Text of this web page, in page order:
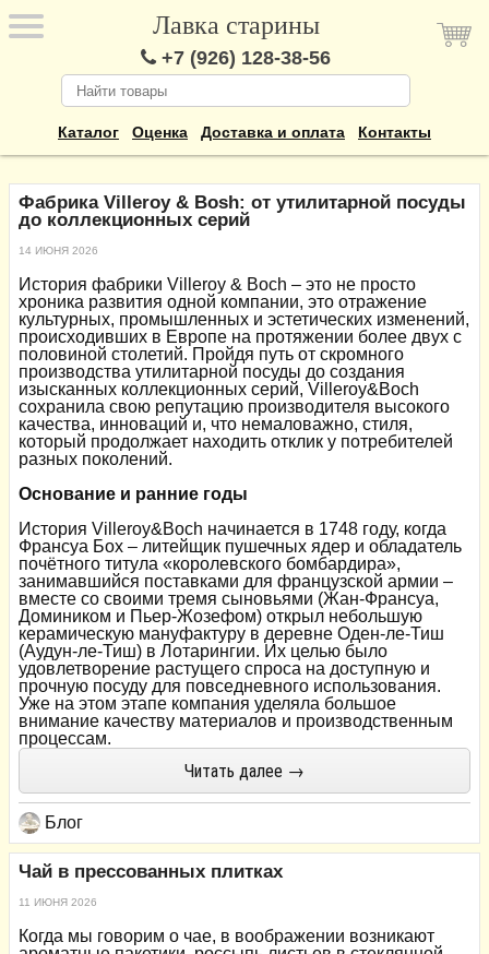
Лавка старины
+7 (926) 128-38-56
Каталог Оценка Доставка и оплата Контакты
Фабрика Villeroy & Bosh: от утилитарной посуды
до коллекционных серий
14 ИЮНЯ 2026
История фабрики Villeroy & Boch – это не просто
хроника развития одной компании, это отражение
культурных, промышленных и эстетических изменений,
происходивших в Европе на протяжении более двух с
половиной столетий. Пройдя путь от скромного
производства утилитарной посуды до создания
изысканных коллекционных серий, Villeroy&Boch
сохранила свою репутацию производителя высокого
качества, инноваций и, что немаловажно, стиля,
который продолжает находить отклик у потребителей
разных поколений.
Основание и ранние годы
История Villeroy&Boch начинается в 1748 году, когда
Франсуа Бох – литейщик пушечных ядер и обладатель
почётного титула «королевского бомбардира»,
занимавшийся поставками для французской армии –
вместе со своими тремя сыновьями (Жан-Франсуа,
Домиником и Пьер-Жозефом) открыл небольшую
керамическую мануфактуру в деревне Оден-ле-Тиш
(Аудун-ле-Тиш) в Лотарингии. Их целью было
удовлетворение растущего спроса на доступную и
прочную посуду для повседневного использования.
Уже на этом этапе компания уделяла большое
внимание качеству материалов и производственным
процессам.
Читать далее →
Блог
Чай в прессованных плитках
11 ИЮНЯ 2026
Когда мы говорим о чае, в воображении возникают